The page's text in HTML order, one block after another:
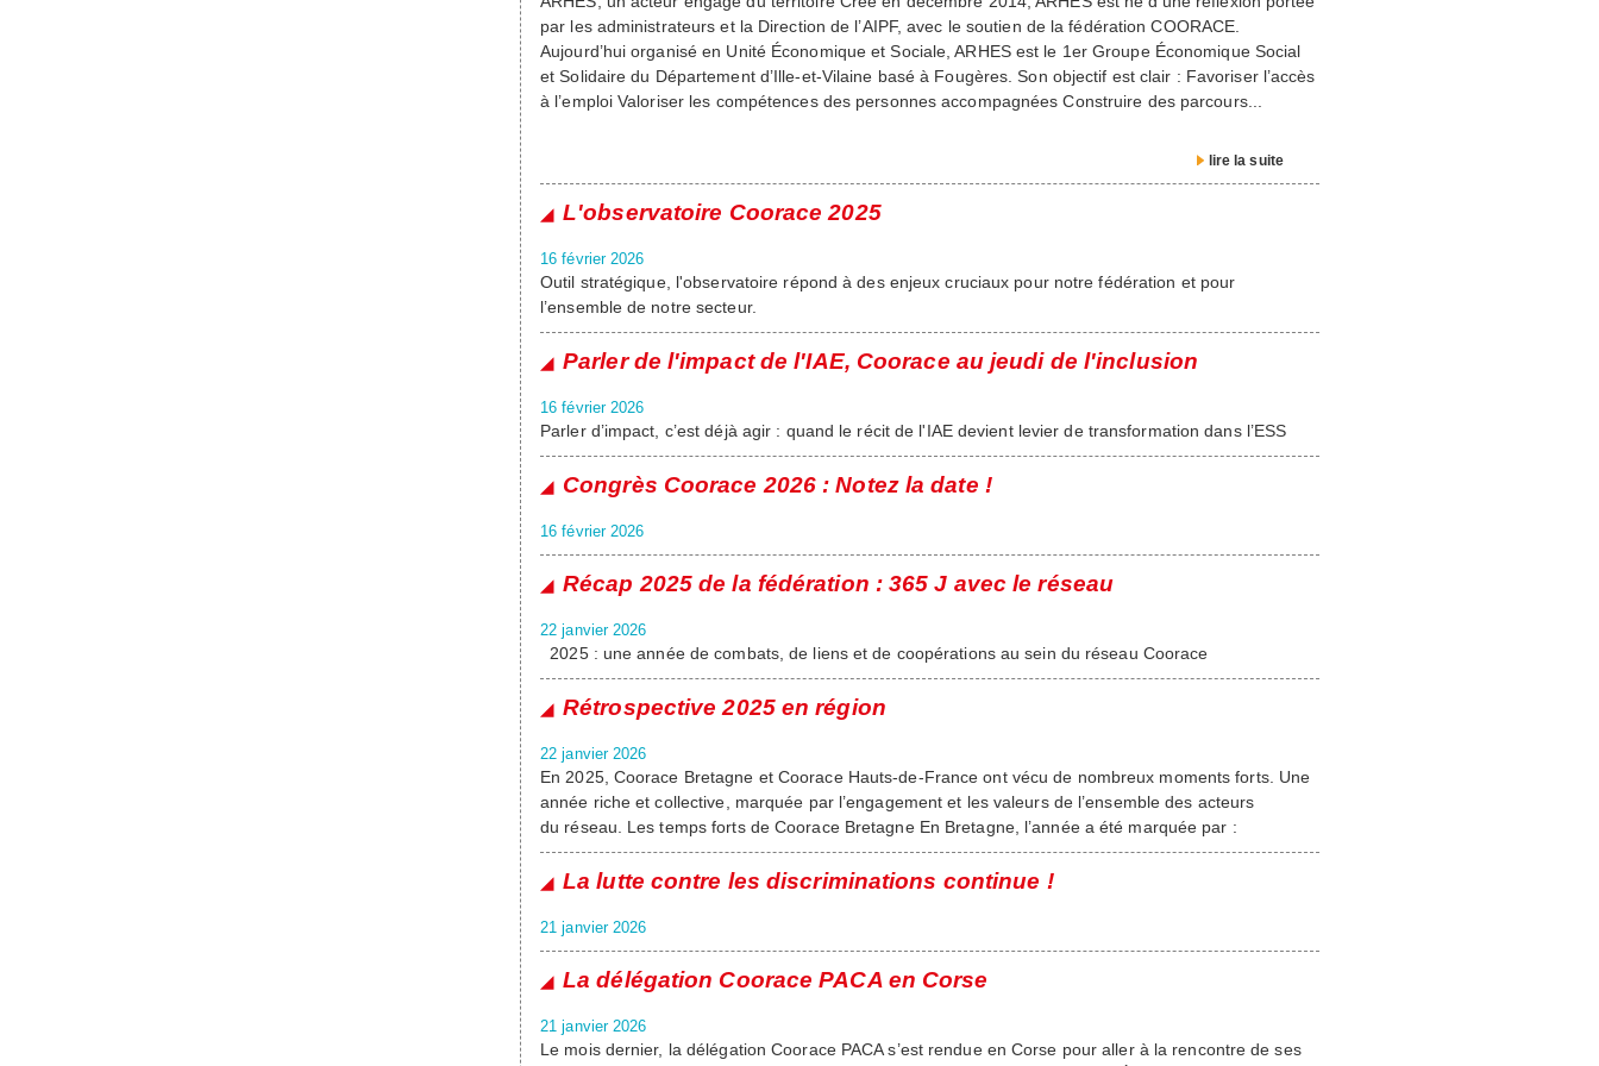
par les administrateurs et la Direction de l’AIPF, avec le soutien de la fédération COORACE.
Aujourd’hui organisé en Unité Économique et Sociale, ARHES est le 1er Groupe Économique Social
et Solidaire du Département d’Ille-et-Vilaine basé à Fougères. Son objectif est clair : Favoriser l’accès
à l’emploi Valoriser les compétences des personnes accompagnées Construire des parcours...
lire la suite
L'observatoire Coorace 2025
16 février 2026
Outil stratégique, l'observatoire répond à des enjeux cruciaux pour notre fédération et pour
l’ensemble de notre secteur.
Parler de l'impact de l'IAE, Coorace au jeudi de l'inclusion
16 février 2026
Parler d’impact, c’est déjà agir : quand le récit de l'IAE devient levier de transformation dans l’ESS
Congrès Coorace 2026 : Notez la date !
16 février 2026
Récap 2025 de la fédération : 365 J avec le réseau
22 janvier 2026
2025 : une année de combats, de liens et de coopérations au sein du réseau Coorace
Rétrospective 2025 en région
22 janvier 2026
En 2025, Coorace Bretagne et Coorace Hauts-de-France ont vécu de nombreux moments forts. Une
année riche et collective, marquée par l’engagement et les valeurs de l’ensemble des acteurs
du réseau. Les temps forts de Coorace Bretagne En Bretagne, l’année a été marquée par :
La lutte contre les discriminations continue !
21 janvier 2026
La délégation Coorace PACA en Corse
21 janvier 2026
Le mois dernier, la délégation Coorace PACA s’est rendue en Corse pour aller à la rencontre de ses